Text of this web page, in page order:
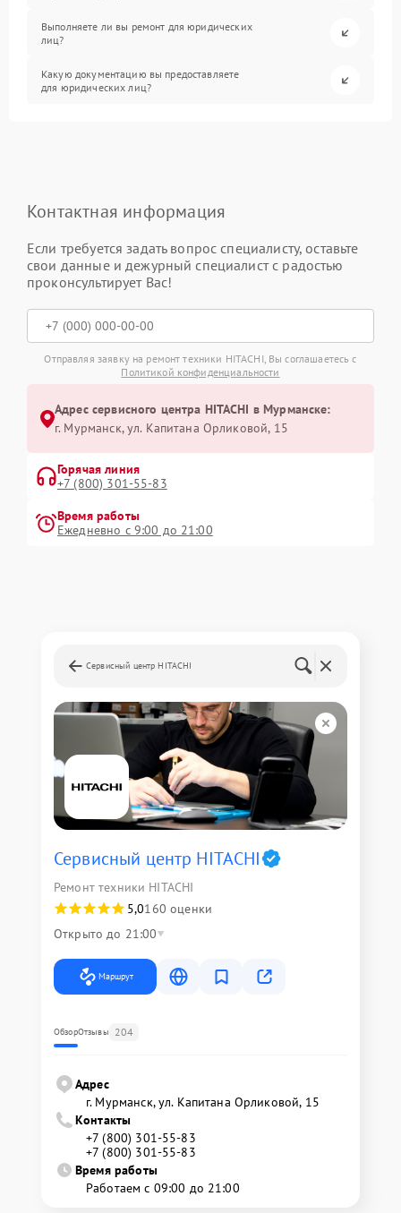
Выполняете ли вы ремонт для юридических
лиц?
Какую документацию вы предоставляете
для юридических лиц?
Контактная информация
Если требуется задать вопрос специалисту, оставьте
свои данные и дежурный специалист с радостью
проконсультирует Вас!
Отправляя заявку на ремонт техники HITACHI, Вы соглашаетесь с
Политикой конфиденциальности
Адрес сервисного центра HITACHI в Мурманске:
г. Мурманск, ул. Капитана Орликовой, 15
Горячая линия
+7 (800) 301-55-83
Время работы
Ежедневно с 9:00 до 21:00
Сервисный центр HITACHI
Сервисный центр HITACHI
Ремонт техники HITACHI
5,0160 оценки
Открыто до 21:00
Маршрут
ОбзорОтзывы 204
Адрес
г. Мурманск, ул. Капитана Орликовой, 15
Контакты
+7 (800) 301-55-83
+7 (800) 301-55-83
Время работы
Работаем с 09:00 до 21:00